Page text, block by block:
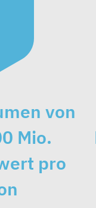
von
Mio.
pro